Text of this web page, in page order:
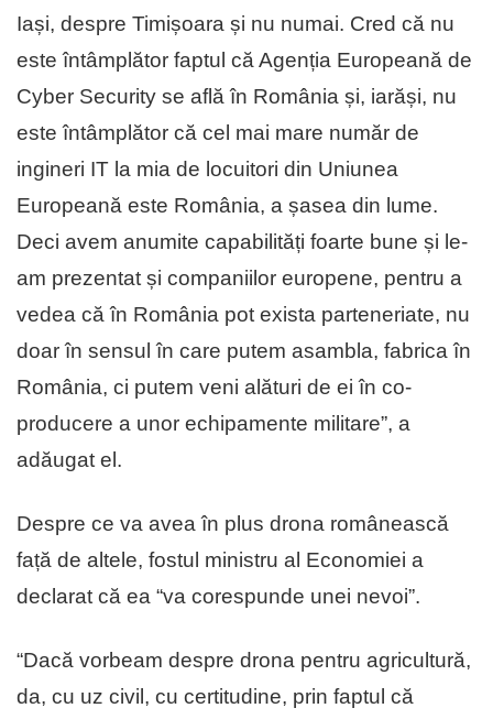
Iași, despre Timișoara și nu numai. Cred că nu
este întâmplător faptul că Agenția Europeană de
Cyber Security se află în România și, iarăși, nu
este întâmplător că cel mai mare număr de
ingineri IT la mia de locuitori din Uniunea
Europeană este România, a șasea din lume.
Deci avem anumite capabilități foarte bune și le-
am prezentat și companiilor europene, pentru a
vedea că în România pot exista parteneriate, nu
doar în sensul în care putem asambla, fabrica în
România, ci putem veni alături de ei în co-
producere a unor echipamente militare”, a
adăugat el.
Despre ce va avea în plus drona românească
față de altele, fostul ministru al Economiei a
declarat că ea “va corespunde unei nevoi”.
“Dacă vorbeam despre drona pentru agricultură,
da, cu uz civil, cu certitudine, prin faptul că